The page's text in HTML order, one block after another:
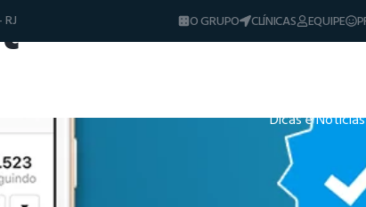
O GRUPO CLÍNICAS EQUIPE
Dicas e Notícias